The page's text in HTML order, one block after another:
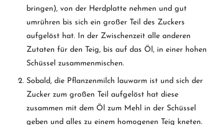
bringen), von der Herdplatte nehmen und gut
umrühren bis sich ein großer Teil des Zuckers
aufgelöst hat. In der Zwischenzeit alle anderen
Zutaten für den Teig, bis auf das Öl, in einer hohen
Schüssel zusammenmischen.
Sobald, die Pflanzenmilch lauwarm ist und sich der
Zucker zum großen Teil aufgelöst hat diese
zusammen mit dem Öl zum Mehl in der Schüssel
geben und alles zu einem homogenen Teig kneten.